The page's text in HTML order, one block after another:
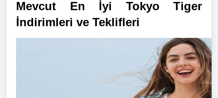
Mevcut En İyi Tokyo Tiger
İndirimleri ve Teklifleri